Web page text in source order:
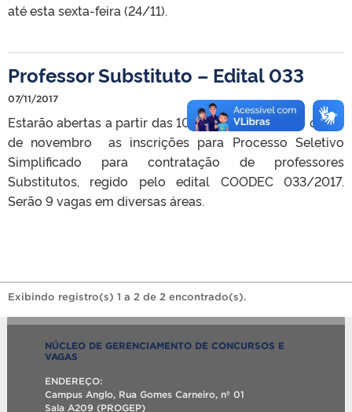
até esta sexta-feira (24/11).
Professor Substituto – Edital 033
07/11/2017
Estarão abertas a partir das 10h de hoje, 07 , até o dia 16
de novembro as inscrições para Processo Seletivo
Simplificado para contratação de professores
Substitutos, regido pelo edital COODEC 033/2017.
Serão 9 vagas em diversas áreas.
Exibindo registro(s) 1 a 2 de 2 encontrado(s).
NÚCLEO DE GERENCIAMENTO DE CONCURSOS E
VAGAS
ENDEREÇO:
Campus Anglo, Rua Gomes Carneiro, nº 01
Sala A209 (PROGEP)